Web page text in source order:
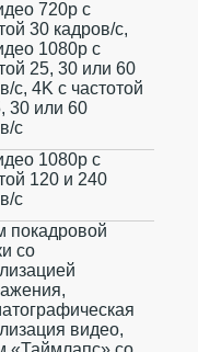
720p с
30 кадров/ с,
1080p с
25, 30 или 60
с, 4K с частотой
30 или 60
с
1080р с
120 и 240
с
покадровой
со
видео,